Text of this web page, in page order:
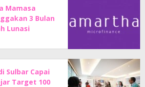
Mamasa
3 Bulan
Lunasi
Sulbar Capai
Target 100